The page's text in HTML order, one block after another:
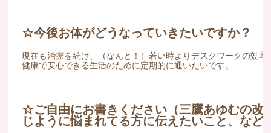
☆今後お体がどうなっていきたいですか？
現在も治療を続け、（なんと！）若い時よりデスクワークの効率
健康で安心できる生活のために定期的に通いたいです。
☆ご自由にお書きください（三鷹あゆむの改
じように悩まれてる方に伝えたいこと、など